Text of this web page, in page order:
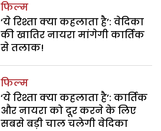
फिल्म
‘ये रिश्ता क्या कहलाता है’: वेदिका
की खातिर नायरा मांगेगी कार्तिक
से तलाक!
फिल्म
‘ये रिश्ता क्या कहलाता है’: कार्तिक
और नायरा को दूर करने के लिए
सबसे बड़ी चाल चलेगी वेदिका